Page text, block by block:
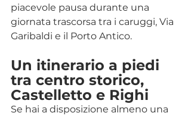
piacevole pausa durante una
giornata trascorsa tra i caruggi, Via
Garibaldi e il Porto Antico.
Un itinerario a piedi
tra centro storico,
Castelletto e Righi
Se hai a disposizione almeno una